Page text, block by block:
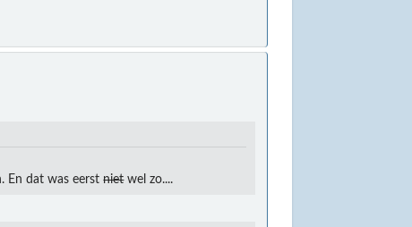
En dat was eerstnietwel zo....